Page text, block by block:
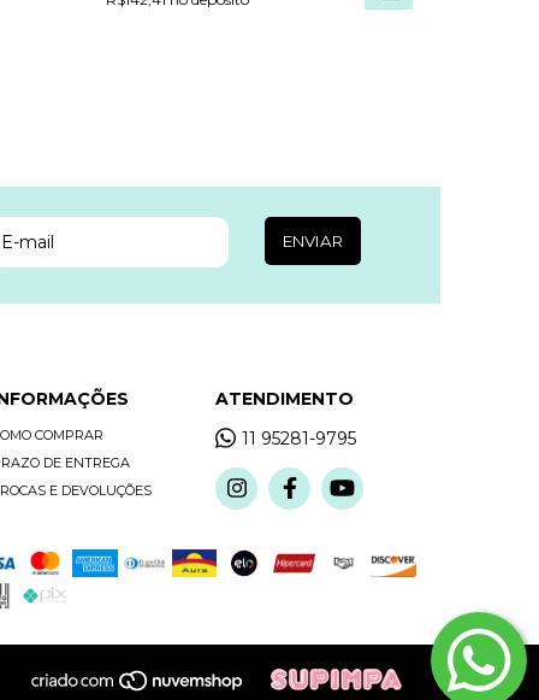
COMPRAR
DE ENTREGA
E DEVOLUÇÕES
ATENDIMENTO
11 95281-9795